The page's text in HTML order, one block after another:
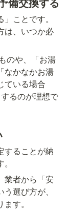
ことです。
は、いつか必
のや、「お湯
なかなかお湯
ている場合
るのが理想で
することが納
業者から「安
選び方が、
す。